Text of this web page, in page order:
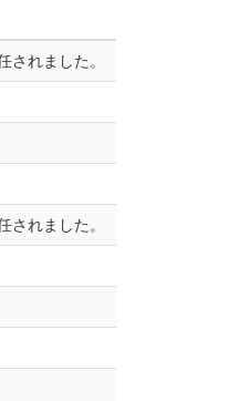
れました。
れました。